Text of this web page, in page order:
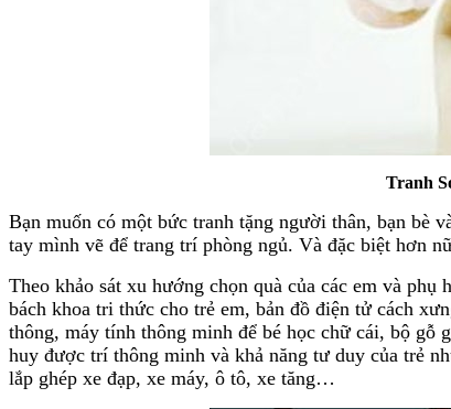
Tranh
Bạn muốn có một bức tranh tặng người thân, bạn bè
tay mình vẽ để trang trí phòng ngủ. Và đặc biệt hơn
Theo khảo sát xu hướng chọn quà của các em và
bách khoa tri thức cho trẻ em, bản đồ điện tử cách
thông, máy tính thông minh để bé học chữ cái, bộ
huy được trí thông minh và khả năng tư duy của trẻ
lắp ghép xe đạp, xe máy, ô tô, xe tăng…